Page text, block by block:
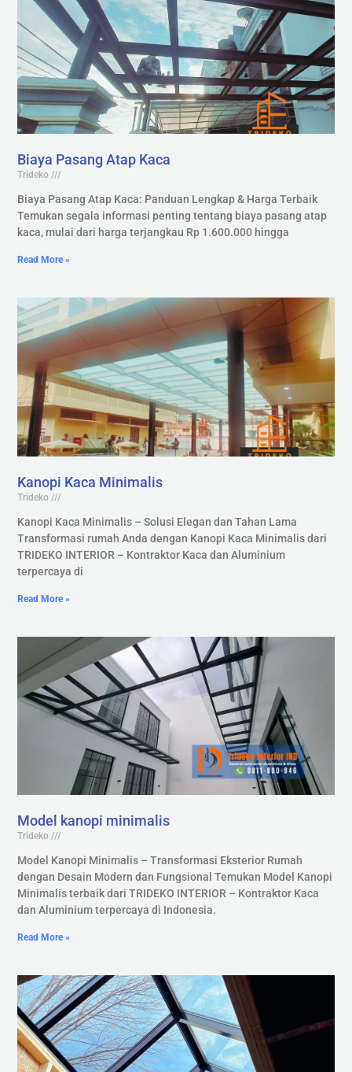
Biaya Pasang Atap Kaca
Trideko
Biaya Pasang Atap Kaca: Panduan Lengkap & Harga Terbaik
Temukan segala informasi penting tentang biaya pasang atap
kaca, mulai dari harga terjangkau Rp 1.600.000 hingga
Read More »
Kanopi Kaca Minimalis
Trideko
Kanopi Kaca Minimalis – Solusi Elegan dan Tahan Lama
Transformasi rumah Anda dengan Kanopi Kaca Minimalis dari
TRIDEKO INTERIOR – Kontraktor Kaca dan Aluminium
terpercaya di
Read More »
Model kanopi minimalis
Trideko
Model Kanopi Minimalis – Transformasi Eksterior Rumah
dengan Desain Modern dan Fungsional Temukan Model Kanopi
Minimalis terbaik dari TRIDEKO INTERIOR – Kontraktor Kaca
dan Aluminium terpercaya di Indonesia.
Read More »